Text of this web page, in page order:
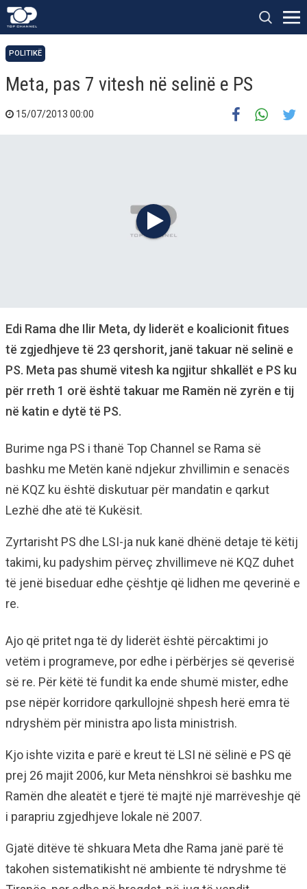
POLITIKË
Meta, pas 7 vitesh në selinë e PS
15/07/2013 00:00
Edi Rama dhe Ilir Meta, dy liderët e koalicionit fitues
të zgjedhjeve të 23 qershorit, janë takuar në selinë e
PS. Meta pas shumë vitesh ka ngjitur shkallët e PS ku
për rreth 1 orë është takuar me Ramën në zyrën e tij
në katin e dytë të PS.
Burime nga PS i thanë Top Channel se Rama së
bashku me Metën kanë ndjekur zhvillimin e senacës
në KQZ ku është diskutuar për mandatin e qarkut
Lezhë dhe atë të Kukësit.
Zyrtarisht PS dhe LSI-ja nuk kanë dhënë detaje të këtij
takimi, ku padyshim përveç zhvillimeve në KQZ duhet
të jenë biseduar edhe çështje që lidhen me qeverinë e
re.
Ajo që pritet nga të dy liderët është përcaktimi jo
vetëm i programeve, por edhe i përbërjes së qeverisë
së re. Për këtë të fundit ka ende shumë mister, edhe
pse nëpër korridore qarkullojnë shpesh herë emra të
ndryshëm për ministra apo lista ministrish.
Kjo ishte vizita e parë e kreut të LSI në sëlinë e PS që
prej 26 majit 2006, kur Meta nënshkroi së bashku me
Ramën dhe aleatët e tjerë të majtë një marrëveshje që
i parapriu zgjedhjeve lokale në 2007.
Gjatë ditëve të shkuara Meta dhe Rama janë parë të
takohen sistematikisht në ambiente të ndryshme të